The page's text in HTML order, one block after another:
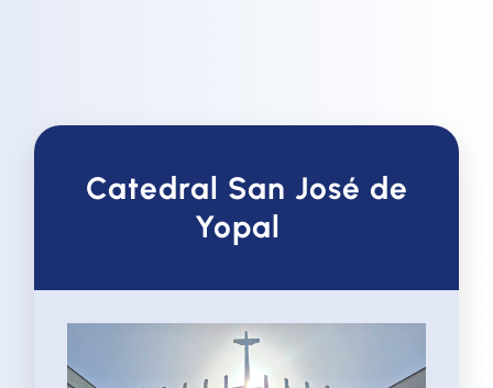
Catedral San José de
Yopal